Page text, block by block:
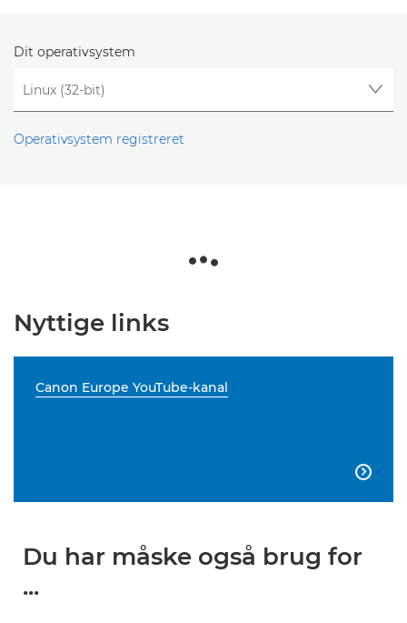
Dit operativsystem
Operativsystem registreret
Nyttige links
Canon Europe YouTube-kanal

Du har måske også brug for
...